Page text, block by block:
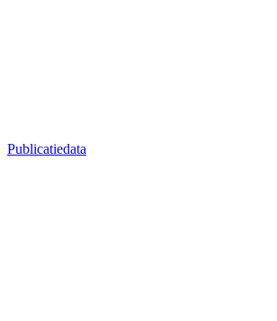
Publicatiedata